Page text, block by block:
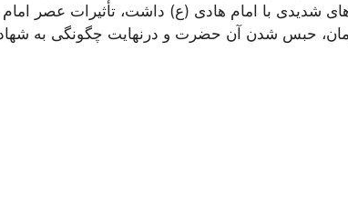
شدیدی با امام هادی (ع) داشت، تأثیرات عصر امام
حبس شدن آن حضرت و درنهایت چگونگی به